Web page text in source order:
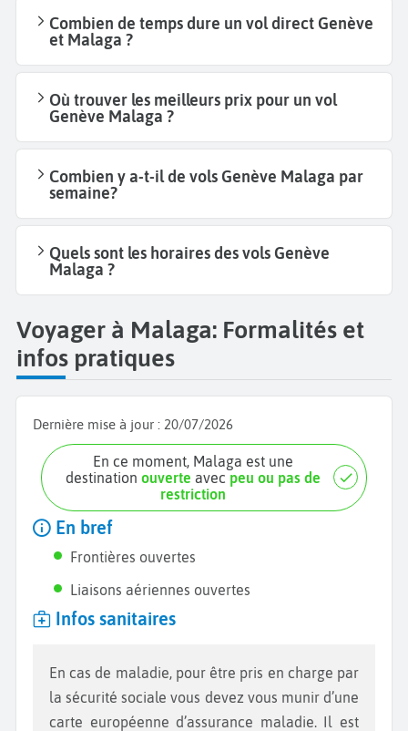
Combien de temps dure un vol direct Genève
et Malaga ?
Où trouver les meilleurs prix pour un vol
Genève Malaga ?
Combien y a-t-il de vols Genève Malaga par
semaine?
Quels sont les horaires des vols Genève
Malaga ?
Voyager à Malaga: Formalités et
infos pratiques
Dernière mise à jour : 20/07/2026
En ce moment, Malaga est une
destinationouverte avec peu ou pas de
restriction
En bref
Frontières ouvertes
Liaisons aériennes ouvertes
Infos sanitaires
En cas de maladie, pour être pris en charge par
la sécurité sociale vous devez vous munir d’une
carte européenne d’assurance maladie. Il est